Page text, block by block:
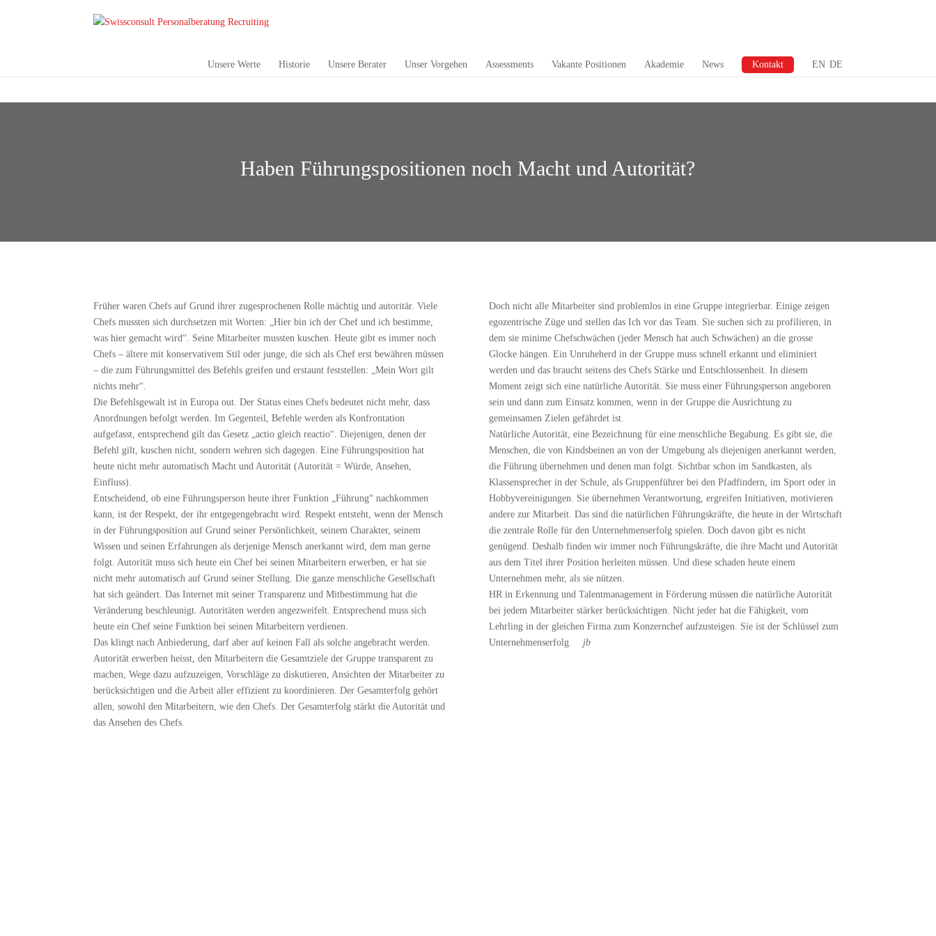
Unsere Werte Historie Unsere Berater Unser Vorgehen Assessments Vakante Positionen Akademie News Kontakt EN DE
Haben Führungspositionen noch Macht und Autorität?
Früher waren Chefs auf Grund ihrer zugesprochenen Rolle mächtig und autoritär. Viele
Chefs mussten sich durchsetzen mit Worten: „Hier bin ich der Chef und ich bestimme,
was hier gemacht wird“. Seine Mitarbeiter mussten kuschen. Heute gibt es immer noch
Chefs – ältere mit konservativem Stil oder junge, die sich als Chef erst bewähren müssen
– die zum Führungsmittel des Befehls greifen und erstaunt feststellen: „Mein Wort gilt
nichts mehr“.
Die Befehlsgewalt ist in Europa out. Der Status eines Chefs bedeutet nicht mehr, dass
Anordnungen befolgt werden. Im Gegenteil, Befehle werden als Konfrontation
aufgefasst, entsprechend gilt das Gesetz „actio gleich reactio“. Diejenigen, denen der
Befehl gilt, kuschen nicht, sondern wehren sich dagegen. Eine Führungsposition hat
heute nicht mehr automatisch Macht und Autorität (Autorität = Würde, Ansehen,
Einfluss).
Entscheidend, ob eine Führungsperson heute ihrer Funktion „Führung“ nachkommen
kann, ist der Respekt, der ihr entgegengebracht wird. Respekt entsteht, wenn der Mensch
in der Führungsposition auf Grund seiner Persönlichkeit, seinem Charakter, seinem
Wissen und seinen Erfahrungen als derjenige Mensch anerkannt wird, dem man gerne
folgt. Autorität muss sich heute ein Chef bei seinen Mitarbeitern erwerben, er hat sie
nicht mehr automatisch auf Grund seiner Stellung. Die ganze menschliche Gesellschaft
hat sich geändert. Das Internet mit seiner Transparenz und Mitbestimmung hat die
Veränderung beschleunigt. Autoritäten werden angezweifelt. Entsprechend muss sich
heute ein Chef seine Funktion bei seinen Mitarbeitern verdienen.
Das klingt nach Anbiederung, darf aber auf keinen Fall als solche angebracht werden.
Autorität erwerben heisst, den Mitarbeitern die Gesamtziele der Gruppe transparent zu
machen, Wege dazu aufzuzeigen, Vorschläge zu diskutieren, Ansichten der Mitarbeiter zu
berücksichtigen und die Arbeit aller effizient zu koordinieren. Der Gesamterfolg gehört
allen, sowohl den Mitarbeitern, wie den Chefs. Der Gesamterfolg stärkt die Autorität und
das Ansehen des Chefs.
Doch nicht alle Mitarbeiter sind problemlos in eine Gruppe integrierbar. Einige zeigen
egozentrische Züge und stellen das Ich vor das Team. Sie suchen sich zu profilieren, in
dem sie minime Chefschwächen (jeder Mensch hat auch Schwächen) an die grosse
Glocke hängen. Ein Unruheherd in der Gruppe muss schnell erkannt und eliminiert
werden und das braucht seitens des Chefs Stärke und Entschlossenheit. In diesem
Moment zeigt sich eine natürliche Autorität. Sie muss einer Führungsperson angeboren
sein und dann zum Einsatz kommen, wenn in der Gruppe die Ausrichtung zu
gemeinsamen Zielen gefährdet ist.
Natürliche Autorität, eine Bezeichnung für eine menschliche Begabung. Es gibt sie, die
Menschen, die von Kindsbeinen an von der Umgebung als diejenigen anerkannt werden,
die Führung übernehmen und denen man folgt. Sichtbar schon im Sandkasten, als
Klassensprecher in der Schule, als Gruppenführer bei den Pfadfindern, im Sport oder in
Hobbyvereinigungen. Sie übernehmen Verantwortung, ergreifen Initiativen, motivieren
andere zur Mitarbeit. Das sind die natürlichen Führungskräfte, die heute in der Wirtschaft
die zentrale Rolle für den Unternehmenserfolg spielen. Doch davon gibt es nicht
genügend. Deshalb finden wir immer noch Führungskräfte, die ihre Macht und Autorität
aus dem Titel ihrer Position herleiten müssen. Und diese schaden heute einem
Unternehmen mehr, als sie nützen.
HR in Erkennung und Talentmanagement in Förderung müssen die natürliche Autorität
bei jedem Mitarbeiter stärker berücksichtigen. Nicht jeder hat die Fähigkeit, vom
Lehrling in der gleichen Firma zum Konzernchef aufzusteigen. Sie ist der Schlüssel zum
Unternehmenserfolg. jb